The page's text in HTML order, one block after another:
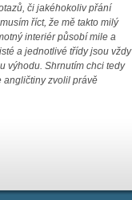
či jakéhokoliv přání
říct, že mě takto milý
interiér působí mile a
a jednotlivé třídy jsou vždy
výhodu. Shrnutím chci tedy
angličtiny zvolil právě